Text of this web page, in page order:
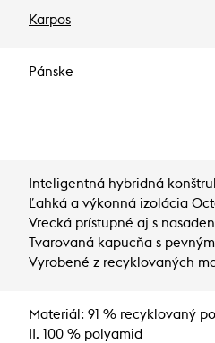
Karpos
Pánske
Inteligentná hybridná
Ľahká a výkonná izolácia
Vrecká prístupné aj s
Tvarovaná kapucňa s
Vyrobené z recyklovaných
Materiál: 91 % recyklovaný
II. 100 % polyamid